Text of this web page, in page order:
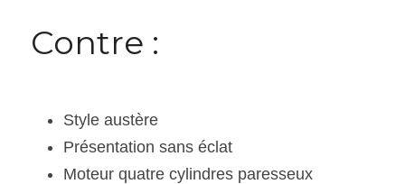
Contre :
Style austère
Présentation sans éclat
Moteur quatre cylindres paresseux